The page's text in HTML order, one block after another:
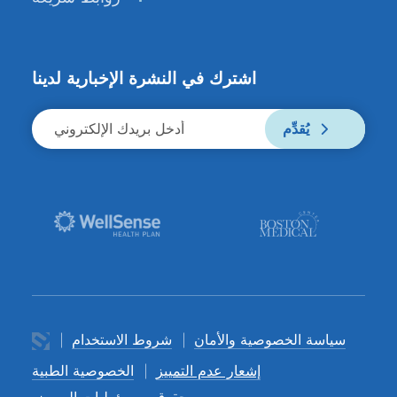
اشترك في النشرة الإخبارية لدينا
يُقدِّم
شروط الاستخدام
سياسة الخصوصية والأمان
الخصوصية الطبية
إشعار عدم التمييز